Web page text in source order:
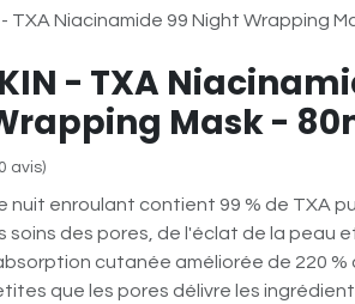
- TXA Niacinamide 99 Night Wrapping
- TXA
Mask -
avis)
nuit enroulant contient 99 % de TXA
soins des pores, de l'éclat de la peau
cutanée améliorée de 220
que les pores délivre les